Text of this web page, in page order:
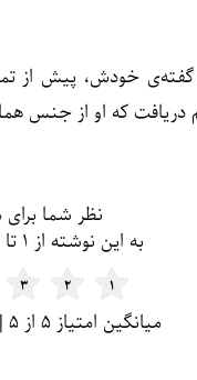
گفته‌ی خودش، پیش از
دریافت که او از جنس
نظر شما
به این نوشته از ۱ تا ۵ امتیاز بدین
۳ ۲ ۱
میانگین امتیاز ۵ از ۵ | تعداد امتیاز: ۲